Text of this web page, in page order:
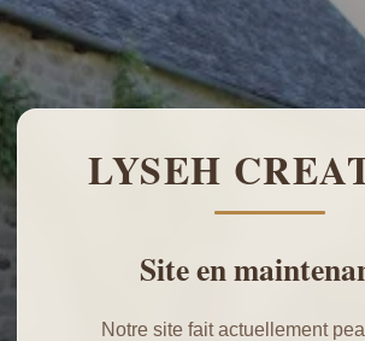
LYSEH
Site en
Notre site fait actuellement